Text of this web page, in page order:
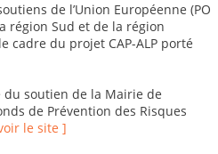
de l’Union Européenne (PO
région Sud et de la région
cadre du projet CAP-ALP porté
du soutien de la Mairie de
de Prévention des Risques
le site ]